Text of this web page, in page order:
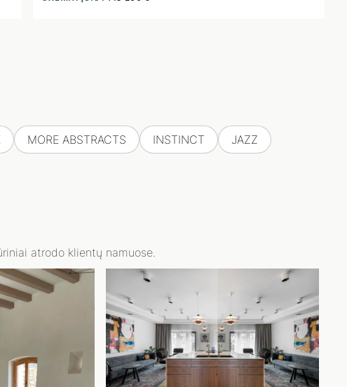
MORE ABSTRACTS INSTINCT JAZZ
atrodo klientų namuose.